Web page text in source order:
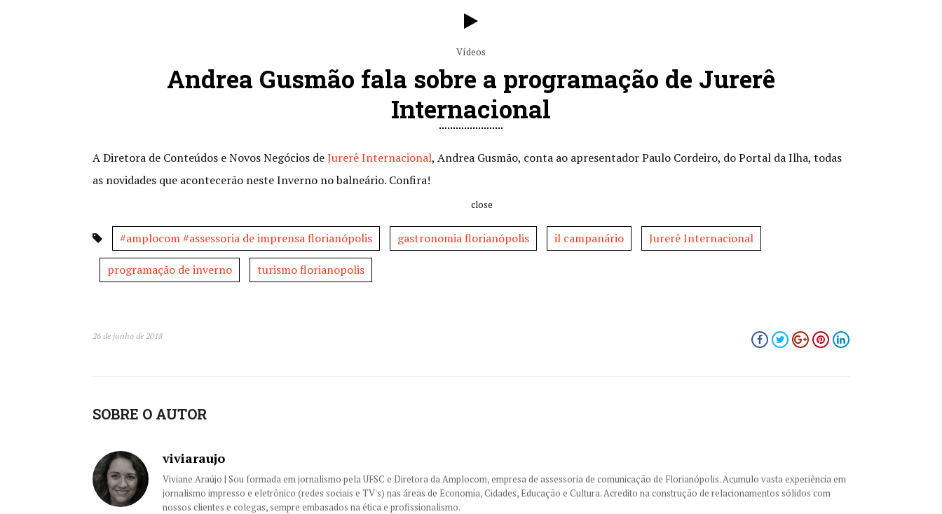
Vídeos
Andrea Gusmão fala sobre a programação de Jurerê
Internacional
A Diretora de Conteúdos e Novos Negócios deJurerê Internacional, Andrea Gusmão, conta ao apresentador Paulo Cordeiro, do Portal da Ilha, todas
as novidades que acontecerão neste Inverno no balneário. Confira!
#amplocom #assessoria de imprensa florianópolis gastronomia florianópolis il campanário Jurerê Internacional
programação de inverno turismo florianopolis
26 de junho de 2018
SOBRE O AUTOR
viviaraujo
Viviane Araújo | Sou formada em jornalismo pela UFSC e Diretora da Amplocom, empresa de assessoria de comunicação de Florianópolis. Acumulo vasta experiência em
jornalismo impresso e eletrônico (redes sociais e TV's) nas áreas de Economia, Cidades, Educação e Cultura. Acredito na construção de relacionamentos sólidos com
nossos clientes e colegas, sempre embasados na ética e profissionalismo.
close